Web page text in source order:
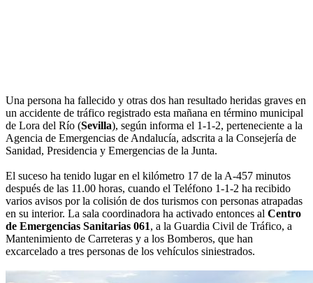
Una persona ha fallecido y otras dos han resultado heridas graves en
un accidente de tráfico registrado esta mañana en término municipal
de Lora del Río (Sevilla), según informa el 1-1-2, perteneciente a la
Agencia de Emergencias de Andalucía, adscrita a la Consejería de
Sanidad, Presidencia y Emergencias de la Junta.
El suceso ha tenido lugar en el kilómetro 17 de la A-457 minutos
después de las 11.00 horas, cuando el Teléfono 1-1-2 ha recibido
varios avisos por la colisión de dos turismos con personas atrapadas
en su interior. La sala coordinadora ha activado entonces al Centro
de Emergencias Sanitarias 061, a la Guardia Civil de Tráfico, a
Mantenimiento de Carreteras y a los Bomberos, que han
excarcelado a tres personas de los vehículos siniestrados.